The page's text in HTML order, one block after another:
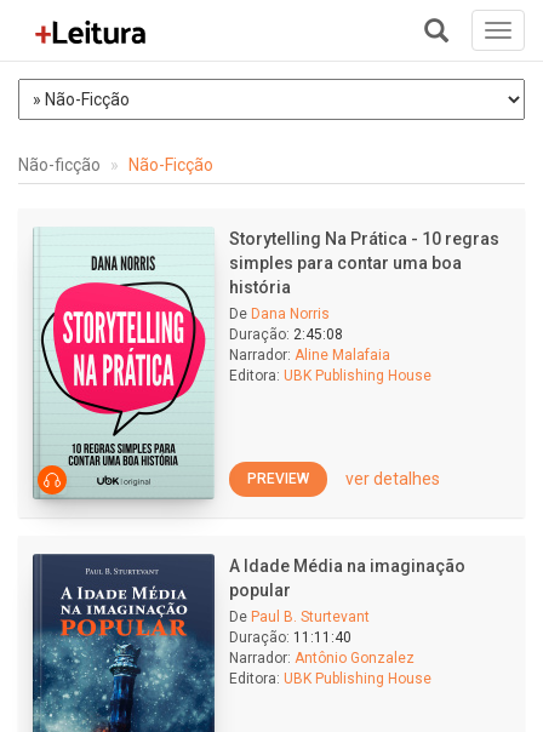
+
Não-ficção Não-Ficção
Storytelling Na Prática - 10 regras
simples para contar uma boa
história
De Dana Norris
Duração: 2:45:08
Narrador: Aline Malafaia
Editora: UBK Publishing House
PREVIEW ver detalhes
A Idade Média na imaginação
popular
De Paul B. Sturtevant
Duração: 11:11:40
Narrador: Antônio Gonzalez
Editora: UBK Publishing House